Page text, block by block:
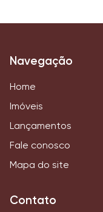
Navegação
Home
Imóveis
Lançamentos
Fale conosco
Mapa do site
Contato